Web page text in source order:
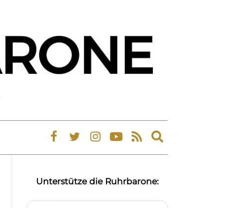
Expand
search
Unterstütze die Ruhrbarone: